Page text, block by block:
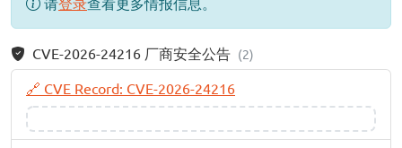
CVE-2026-24216 厂商安全公告 (2)
🔗 CVE Record: CVE-2026-24216